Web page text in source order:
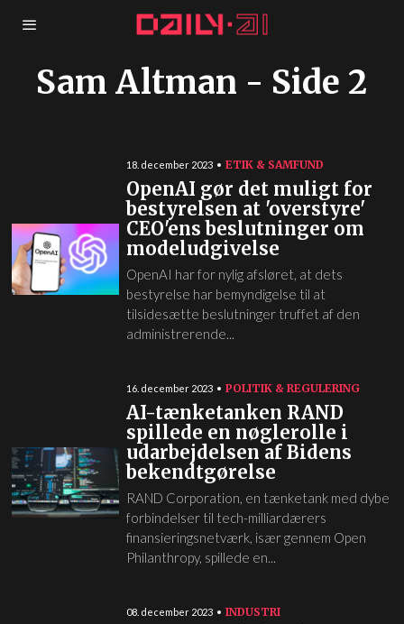
Sam Altman - Side 2
18. december 2023 ETIK & SAMFUND
OpenAI gør det muligt for
bestyrelsen at 'overstyre'
CEO'ens beslutninger om
modeludgivelse
OpenAI har for nylig afsløret, at dets
bestyrelse har bemyndigelse til at
tilsidesætte beslutninger truffet af den
administrerende...
16. december 2023 POLITIK & REGULERING
AI-tænketanken RAND
spillede en nøglerolle i
udarbejdelsen af Bidens
bekendtgørelse
RAND Corporation, en tænketank med dybe
forbindelser til tech-milliardærers
finansieringsnetværk, især gennem Open
Philanthropy, spillede en...
08. december 2023 INDUSTRI